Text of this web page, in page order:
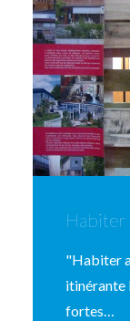
Habiter
"Habiter
itinérante
fortes…